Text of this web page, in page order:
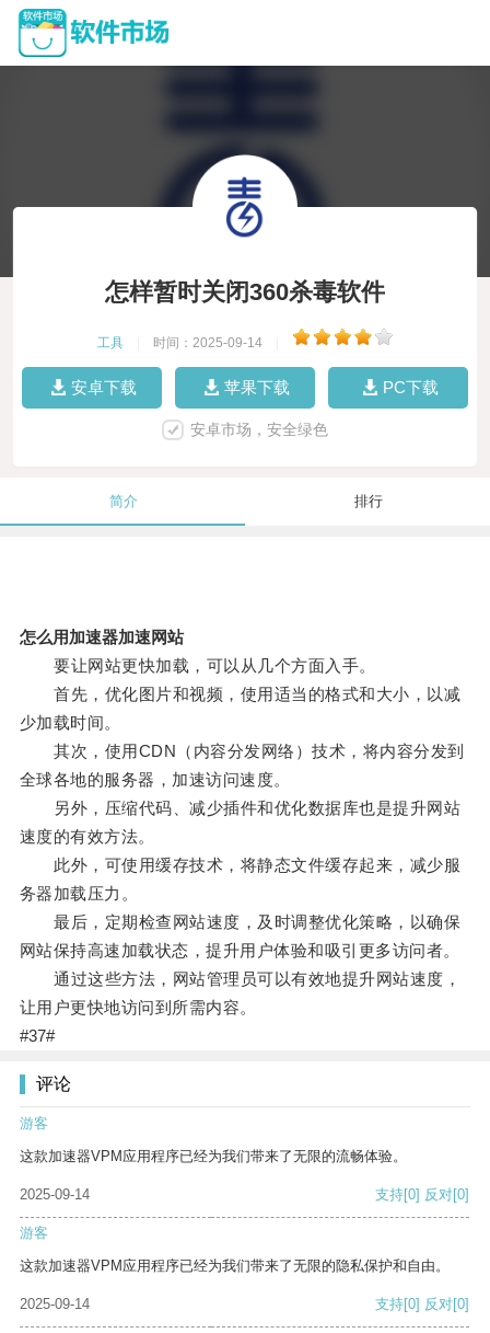
怎样暂时关闭360杀毒软件
工具 时间：2025-09-14
安卓下载 苹果下载 PC下载
安卓市场，安全绿色
简介 排行
怎么用加速器加速网站
要让网站更快加载，可以从几个方面入手。
首先，优化图片和视频，使用适当的格式和大小，以减
少加载时间。
其次，使用CDN（内容分发网络）技术，将内容分发到
全球各地的服务器，加速访问速度。
另外，压缩代码、减少插件和优化数据库也是提升网站
速度的有效方法。
此外，可使用缓存技术，将静态文件缓存起来，减少服
务器加载压力。
最后，定期检查网站速度，及时调整优化策略，以确保
网站保持高速加载状态，提升用户体验和吸引更多访问者。
通过这些方法，网站管理员可以有效地提升网站速度，
让用户更快地访问到所需内容。
#37#
评论
游客
这款加速器VPM应用程序已经为我们带来了无限的流畅体验。
2025-09-14 支持[0] 反对[0]
游客
这款加速器VPM应用程序已经为我们带来了无限的隐私保护和自由。
2025-09-14 支持[0] 反对[0]